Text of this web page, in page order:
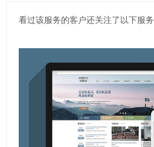
看过该服务的客户还关注了以下服务